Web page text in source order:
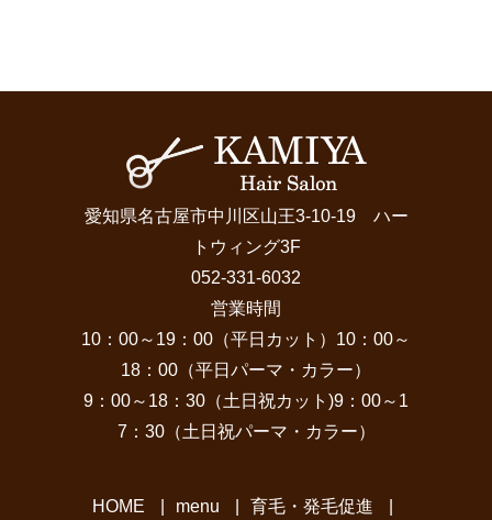
愛知県名古屋市中川区山王3-10-19 ハー
トウィング3F
052-331-6032
営業時間
10：00～19：00（平日カット）10：00～
18：00（平日パーマ・カラー）
9：00～18：30（土日祝カット)9：00～1
7：30（土日祝パーマ・カラー）
HOME menu 育毛・発毛促進